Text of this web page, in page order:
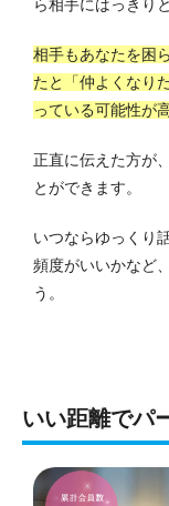
ら相手にはっきり
相手もあなたを困
たと「仲よくなり
っている可能性が
正直に伝えた方が
とができます。
いつならゆっくり
頻度がいいかなど
う。
いい距離でパ